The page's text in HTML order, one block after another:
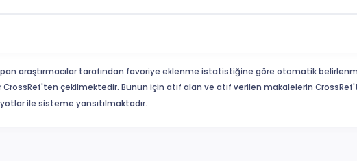
araştırmacılar tarafından favoriye eklenme istatistiğine göre otomatik
çekilmektedir. Bunun için atıf alan ve atıf verilen makalelerin
ile sisteme yansıtılmaktadır.